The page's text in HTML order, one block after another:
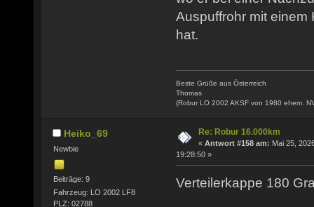
Auspuffrohr mit
hat.
Beste Grüße aus Österreich
Thomas
(Robur LO 2002 AKSF von 1980 ehem.
Heiko_69
Newbie
Beiträge: 9
Fahrzeug: LO 2002 LF8
PLZ: 02788
Re: Robur 16.000km
« Antwort #158 am: Mai 25,
19:28:50 »
Verteilerkappe 180